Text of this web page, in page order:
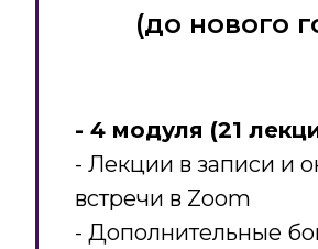
- 4 модуля (21
- Лекции в записи и
встречи в Zoom
- Дополнительные
(до нового